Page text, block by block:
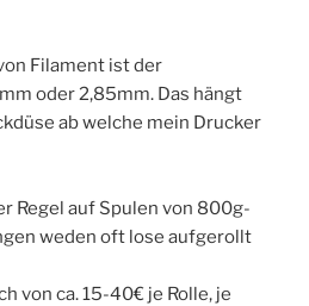
Filament ist der
oder 2,85mm. Das hängt
ab welche mein Drucker
Regel auf Spulen von 800g-
weden oft lose aufgerollt
von ca. 15-40€ je Rolle, je